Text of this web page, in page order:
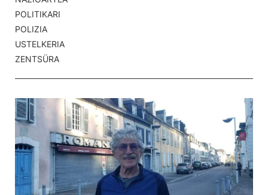
POLITIKARI
POLIZIA
USTELKERIA
ZENTSÜRA